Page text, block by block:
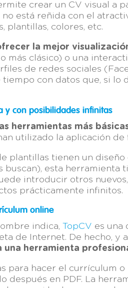
crear un CV visual a
no está reñida con el
plantillas, colores, etc.
la mejor
más clásico) o una
de redes sociales
con datos que, si lo
y con posibilidades infinitas
herramientas más
utilizado la aplicación de
plantillas tienen un
buscan), esta herramienta
introducir otros
prácticamente infinitos.
online
indica, TopCV es una
de Internet. De hecho, y
una herramienta
para hacer el currículum
después en PDF. La